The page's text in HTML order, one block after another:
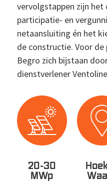
vervolgstappen zijn het
participatie- en
netaansluiting én het
de constructie. Voor
Begro zich bijstaan
dienstverlener
20-30
MWp